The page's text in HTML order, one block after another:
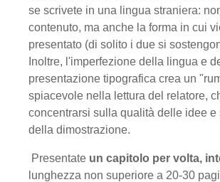
se scrivete in una lingua straniera:
contenuto, ma anche la forma in cui
presentato (di solito i due si
Inoltre, l'imperfezione della lingua e
presentazione tipografica crea un
spiacevole nella lettura del relatore,
concentrarsi sulla qualità delle idee e
della dimostrazione.
Presentate un capitolo per volta,
lunghezza non superiore a 20-30